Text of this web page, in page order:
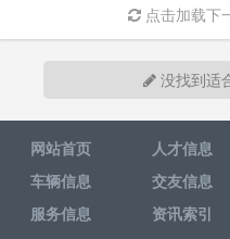
点击加载下
没找到适
网站首页 人才信息
车辆信息
交友信息
服务信息
资讯索引